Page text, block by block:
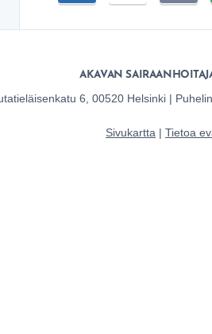
AKAVAN
6, 00520 Helsinki |
Sivukartta Tietoa